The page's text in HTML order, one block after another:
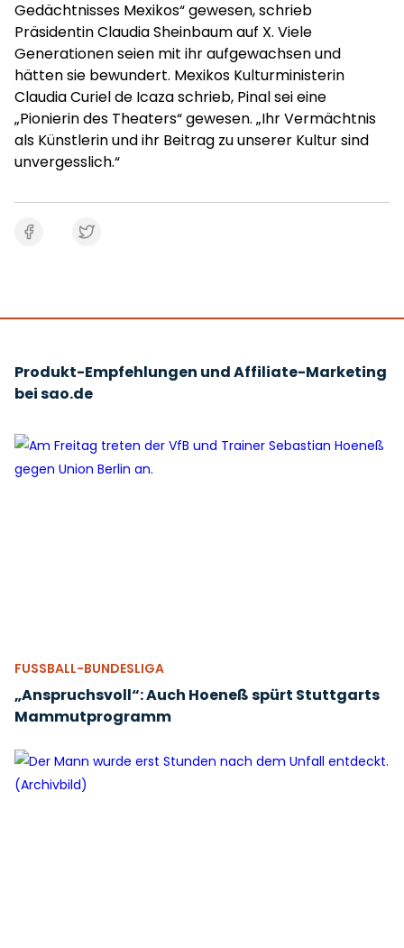
Gedächtnisses Mexikos“ gewesen, schrieb
Präsidentin Claudia Sheinbaum auf X. Viele
Generationen seien mit ihr aufgewachsen und
hätten sie bewundert. Mexikos Kulturministerin
Claudia Curiel de Icaza schrieb, Pinal sei eine
„Pionierin des Theaters“ gewesen. „Ihr Vermächtnis
als Künstlerin und ihr Beitrag zu unserer Kultur sind
unvergesslich.“
Produkt-Empfehlungen und Affiliate-Marketing
bei sao.de
FUSSBALL-BUNDESLIGA
„Anspruchsvoll“: Auch Hoeneß spürt Stuttgarts
Mammutprogramm